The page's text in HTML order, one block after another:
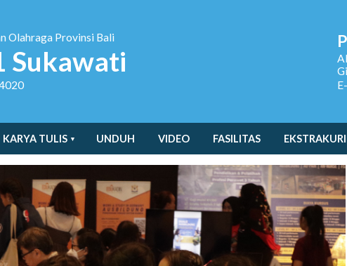
Olahraga Provinsi Bali
Sukawati
KARYA TULIS UNDUH VIDEO FASILITAS